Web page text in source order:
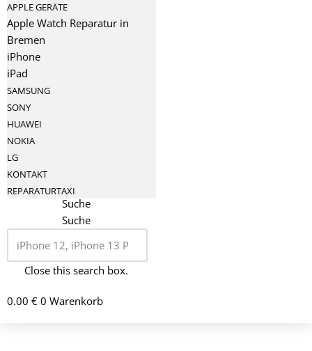
APPLE GERÄTE
Apple Watch Reparatur in
Bremen
iPhone
iPad
SAMSUNG
SONY
HUAWEI
NOKIA
LG
KONTAKT
REPARATURTAXI
Suche
Suche
Close this search box.
0.00 € 0 Warenkorb